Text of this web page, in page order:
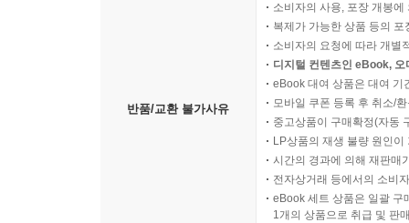
반품/교환 불가사유
소비자의 사용, 포장 개봉
복제가 가능한 상품 등의
소비자의 요청에 따라 개별
디지털 컨텐츠인 eBook,
eBook 대여 상품은 대여 기
모바일 쿠폰 등록 후 취소/
중고상품이 구매확정(자동
LP상품의 재생 불량 원인
시간의 경과에 의해 재판매
전자상거래 등에서의 소비
eBook 세트 상품은 일괄 구
1개의 상품으로 취급 및 판